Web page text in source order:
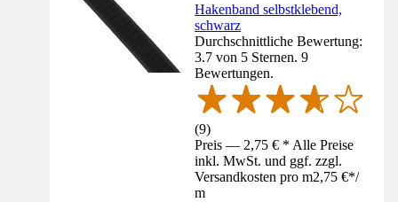
Hakenband selbstklebend,
schwarz
Durchschnittliche Bewertung:
3.7 von 5 Sternen. 9
Bewertungen.
(9)
Preis — 2,75 € * Alle Preise
inkl. MwSt. und ggf. zzgl.
Versandkosten pro m2,75 €*/
m